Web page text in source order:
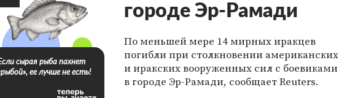
городе Эр-Рамади
По меньшей мере 14 мирных иракцев
погибли при столкновении американских
и иракских вооруженных сил с боевиками
в городе Эр-Рамади, сообщает Reuters.
сырая рыба пахнет
ее лучше не есть!